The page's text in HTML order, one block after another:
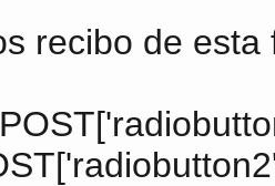
recibo de esta